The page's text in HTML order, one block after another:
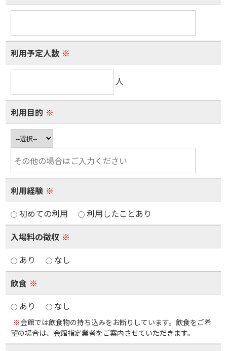
利用予定人数 ※
人
利用目的 ※
利用経験 ※
初めての利用
利用したことあり
入場料の徴収 ※
あり
なし
飲食 ※
あり
なし
※会館では飲食物の持ち込みをお断りしています。飲食をご希
望の場合は、会館指定業者をご案内させていただきます。